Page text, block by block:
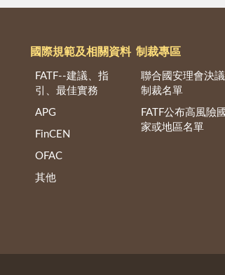
國際規範及相關資料
FATF--建議、指
引、最佳實務
APG
FinCEN
OFAC
其他
制裁專區
聯合國安理會決議
制裁名單
FATF公布高風險國
家或地區名單